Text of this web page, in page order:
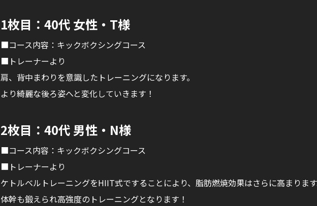
1枚目：40代 女性・T様
■コース内容：キックボクシングコース
■トレーナーより
肩、背中まわりを意識したトレーニングになります。
より綺麗な後ろ姿へと変化していきます！
2枚目：40代 男性・N様
■コース内容：キックボクシングコース
■トレーナーより
ケトルベルトレーニングをHIIT式ですることにより、脂肪燃焼効果はさらに高まります
体幹も鍛えられ高強度のトレーニングとなります！